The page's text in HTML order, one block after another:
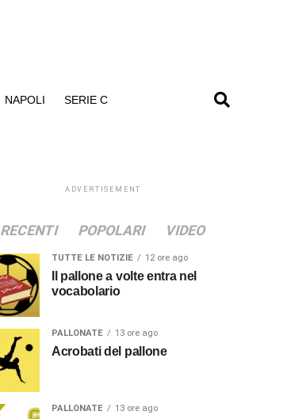
NAPOLI SERIE C
ADVERTISEMENT
RECENTI POPOLARI VIDEO
TUTTE LE NOTIZIE 12 ore ago
Il pallone a volte entra nel
vocabolario
PALLONATE 13 ore ago
Acrobati del pallone
PALLONATE 13 ore ago